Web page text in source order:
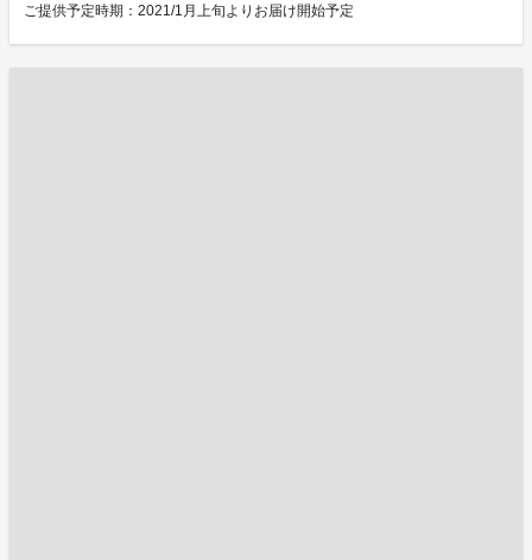
ご提供予定時期：2021/1月上旬よりお届け開始予定